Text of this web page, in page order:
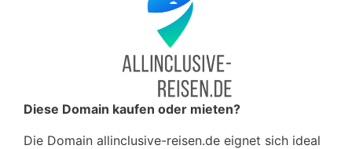
Diese Domain kaufen oder mieten?
Die Domain allinclusive-reisen.de eignet sich ideal